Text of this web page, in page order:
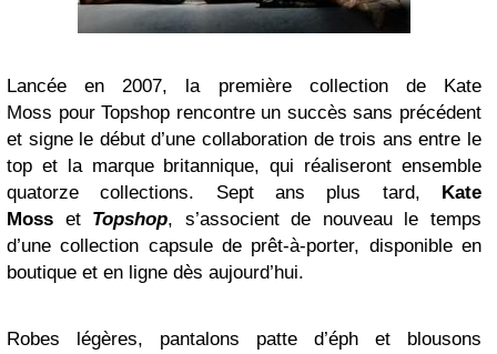
Lancée en 2007, la première collection de Kate
Moss pour Topshop rencontre un succès sans précédent
et signe le début d’une collaboration de trois ans entre le
top et la marque britannique, qui réaliseront ensemble
quatorze collections. Sept ans plus tard, Kate
Moss et Topshop, s’associent de nouveau le temps
d’une collection capsule de prêt-à-porter, disponible en
boutique et en ligne dès aujourd’hui.
Robes légères, pantalons patte d’éph et blousons